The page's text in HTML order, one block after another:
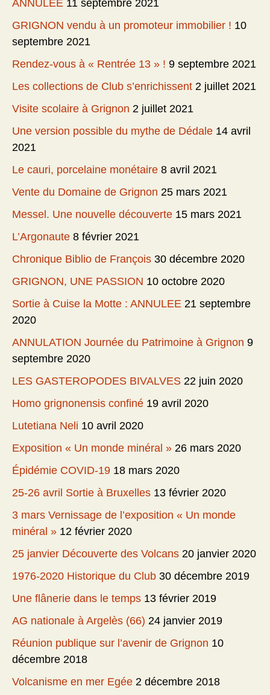
ANNULEE 11 septembre 2021
GRIGNON vendu à un promoteur immobilier ! 10
septembre 2021
Rendez-vous à « Rentrée 13 » ! 9 septembre 2021
Les collections de Club s’enrichissent 2 juillet 2021
Visite scolaire à Grignon 2 juillet 2021
Une version possible du mythe de Dédale 14 avril
2021
Le cauri, porcelaine monétaire 8 avril 2021
Vente du Domaine de Grignon 25 mars 2021
Messel. Une nouvelle découverte 15 mars 2021
L’Argonaute 8 février 2021
Chronique Biblio de François 30 décembre 2020
GRIGNON, UNE PASSION 10 octobre 2020
Sortie à Cuise la Motte : ANNULEE 21 septembre
2020
ANNULATION Journée du Patrimoine à Grignon 9
septembre 2020
LES GASTEROPODES BIVALVES 22 juin 2020
Homo grignonensis confiné 19 avril 2020
Lutetiana Neli 10 avril 2020
Exposition « Un monde minéral » 26 mars 2020
Épidémie COVID-19 18 mars 2020
25-26 avril Sortie à Bruxelles 13 février 2020
3 mars Vernissage de l’exposition « Un monde
minéral » 12 février 2020
25 janvier Découverte des Volcans 20 janvier 2020
1976-2020 Historique du Club 30 décembre 2019
Une flânerie dans le temps 13 février 2019
AG nationale à Argelès (66) 24 janvier 2019
Réunion publique sur l’avenir de Grignon 10
décembre 2018
Volcanisme en mer Egée 2 décembre 2018